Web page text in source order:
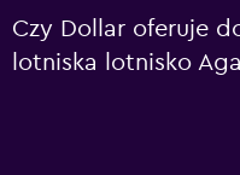
Czy Dollar oferuje
lotniska lotnisko